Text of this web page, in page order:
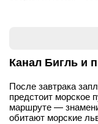
Канал Бигль и
После завтрака
предстоит морское
маршруте —
обитают морские